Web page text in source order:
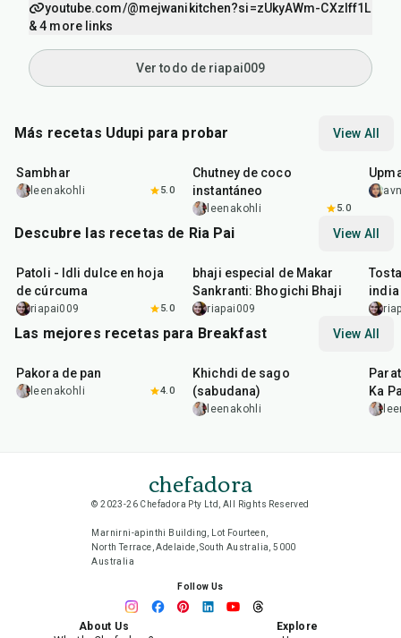
youtube.com/@mejwanikitchen?si=zUkyAWm-CXzIff1L
& 4 more links
Ver todo de riapai009
Más recetas Udupi para probar View All
Sambhar
leenakohli 5.0
Chutney de coco
instantáneo
leenakohli 5.0
Descubre las recetas de Ria Pai View All
Patoli - Idli dulce en hoja
de cúrcuma
riapai009 5.0
bhaji especial de Makar
Sankranti: Bhogichi Bhaji
riapai009
india
Las mejores recetas para Breakfast View All
Pakora de pan
leenakohli 4.0
Khichdi de sago
(sabudana)
leenakohli
Ka
chefadora
© 2023-26 Chefadora Pty Ltd, All Rights Reserved
Marnirni-apinthi Building, Lot Fourteen,
North Terrace, Adelaide, South Australia, 5000
Australia
Follow Us
About Us
Explore